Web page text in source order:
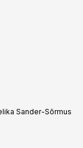
Sander-Sõrmus